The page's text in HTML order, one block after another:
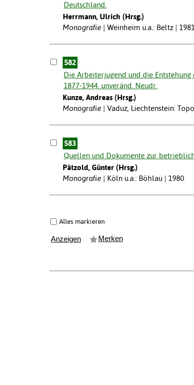
Deutschland.
Herrmann, Ulrich (Hrsg.)
Monografie
Weinheim u.a.: Beltz | 1981
582
Die Arbeiterjugend und die
1877-1944. unveränd. Neudr.
Kunze, Andreas (Hrsg.)
Monografie
Vaduz, Liechtenstein:
583
Quellen und Dokumente zur
Pätzold, Günter (Hrsg.)
Monografie
Köln u.a.: Böhlau | 1980
Alles markieren
Anzeigen Merken